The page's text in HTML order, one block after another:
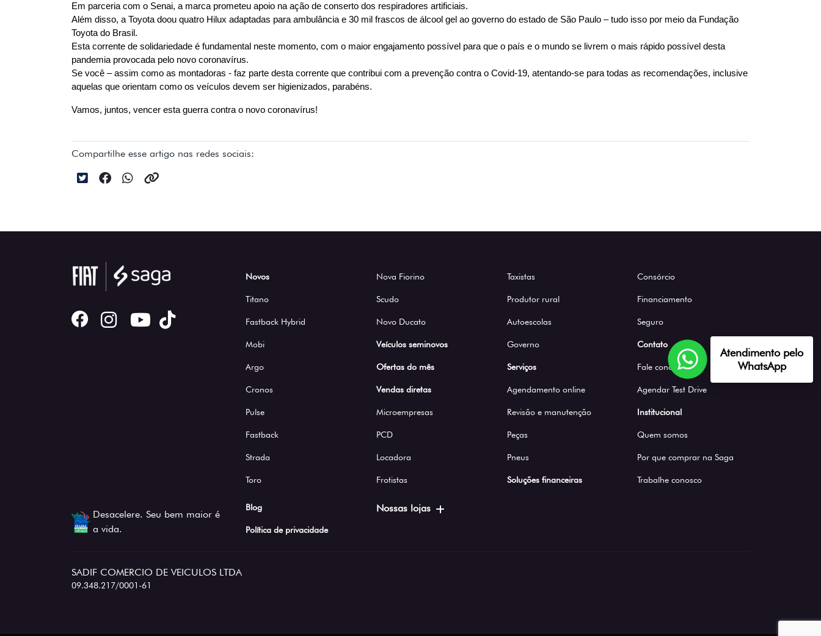
Em parceria com o Senai, a marca prometeu apoio na ação de conserto dos respiradores artificiais.
Além disso, a Toyota doou quatro Hilux adaptadas para ambulância e 30 mil frascos de álcool gel ao governo do estado de São Paulo – tudo isso por meio da Fundação
Toyota do Brasil.
Esta corrente de solidariedade é fundamental neste momento, com o maior engajamento possível para que o país e o mundo se livrem o mais rápido possível desta
pandemia provocada pelo novo coronavírus.
Se você – assim como as montadoras - faz parte desta corrente que contribui com a prevenção contra o Covid-19, atentando-se para todas as recomendações, inclusive
aquelas que orientam como os veículos devem ser higienizados, parabéns.
Vamos, juntos, vencer esta guerra contra o novo coronavírus!
Compartilhe esse artigo nas redes sociais:
Desacelere. Seu bem maior é
a vida.
Novos
Titano
Fastback Hybrid
Mobi
Argo
Cronos
Pulse
Fastback
Strada
Toro
Nova Fiorino
Scudo
Novo Ducato
Veículos seminovos
Ofertas do mês
Vendas diretas
Microempresas
PCD
Locadora
Frotistas
Taxistas
Produtor rural
Autoescolas
Governo
Serviços
Agendamento online
Revisão e manutenção
Peças
Pneus
Soluções financeiras
Consórcio
Financiamento
Seguro
Contato
Fale conosco
Agendar Test Drive
Institucional
Quem somos
Por que comprar na Saga
Trabalhe conosco
Blog
Política de privacidade
Nossas lojas
SADIF COMERCIO DE VEICULOS LTDA
09.348.217/0001-61
Atendimento pelo
WhatsApp